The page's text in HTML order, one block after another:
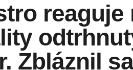
reaguje
Zbláznil